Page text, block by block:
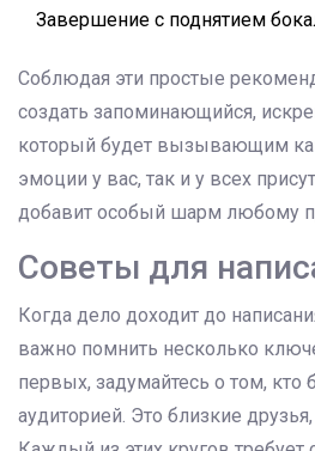
Завершение с поднятием
Соблюдая эти простые
создать запоминающийся,
который будет вызывающим
эмоции у вас, так и у всех
добавит особый шарм любому
Советы для
Когда дело доходит до
важно помнить несколько
первых, задумайтесь о том, кто
аудиторией. Это близкие